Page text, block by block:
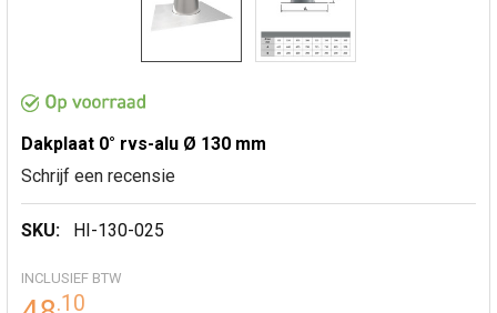
Dakplaat 0° rvs-alu Ø 130 mm
Schrijf een recensie
SKU: HI-130-025
INCLUSIEF BTW
.10